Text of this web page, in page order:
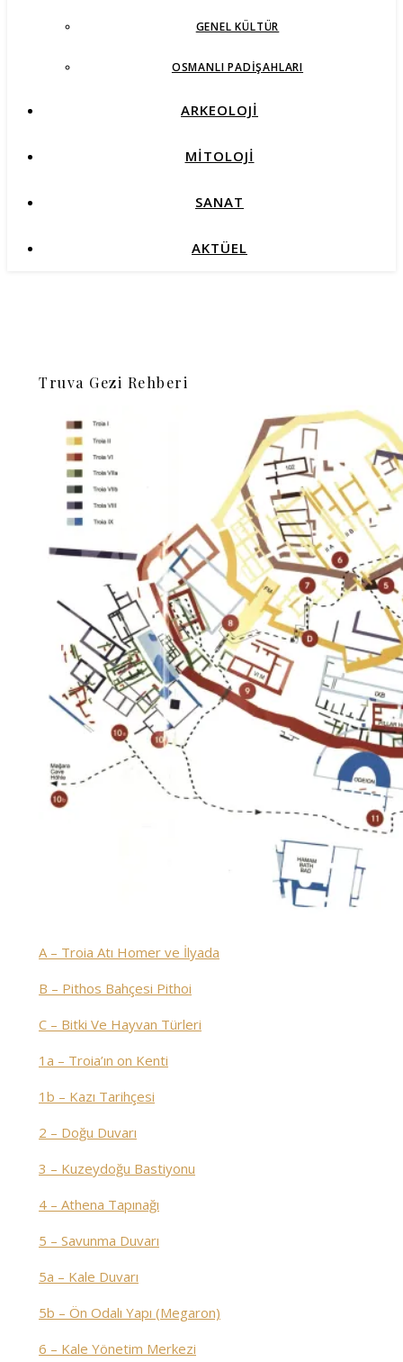
GENEL KÜLTÜR
OSMANLI PADIŞAHLARI
ARKEOLOJİ
MİTOLOJİ
SANAT
AKTÜEL
Truva Gezi Rehberi
A – Troia Atı Homer ve İlyada
B – Pithos Bahçesi Pithoi
C – Bitki Ve Hayvan Türleri
1a – Troia’ın on Kenti
1b – Kazı Tarihçesi
2 – Doğu Duvarı
3 – Kuzeydoğu Bastiyonu
4 – Athena Tapınağı
5 – Savunma Duvarı
5a – Kale Duvarı
5b – Ön Odalı Yapı (Megaron)
6 – Kale Yönetim Merkezi